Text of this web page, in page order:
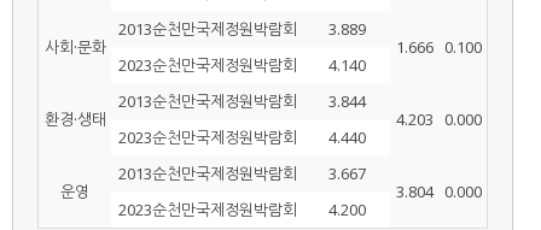
사회·문화
2013순천만국제정원박람회
3.889
1.666 0.100
2023순천만국제정원박람회
4.140
환경·생태
2013순천만국제정원박람회
3.844
4.203 0.000
2023순천만국제정원박람회
4.440
운영
2013순천만국제정원박람회
3.667
3.804 0.000
2023순천만국제정원박람회
4.200